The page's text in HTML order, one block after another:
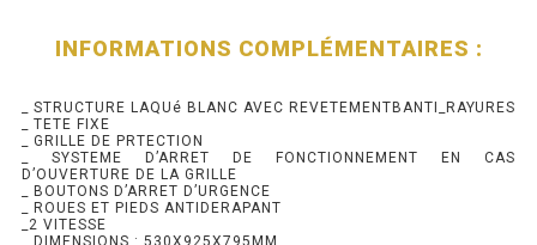
RÉFRIGÉRATEUR VITRÉ
RÉFRI / CONGÉL BOULANGERIE
INFORMATIONS COMPLÉMENTAIRES :
_ STRUCTURE LAQUé BLANC AVEC REVETEMENTBANTI_RAYURES
_ TETE FIXE
_ GRILLE DE PRTECTION
_ SYSTEME D’ARRET DE FONCTIONNEMENT EN CAS
D’OUVERTURE DE LA GRILLE
_ BOUTONS D’ARRET D’URGENCE
_ ROUES ET PIEDS ANTIDERAPANT
_2 VITESSE